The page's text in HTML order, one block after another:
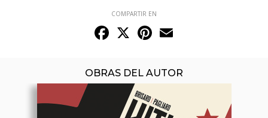
COMPARTIR EN
Facebook
X Pinterest
OBRAS DEL AUTOR